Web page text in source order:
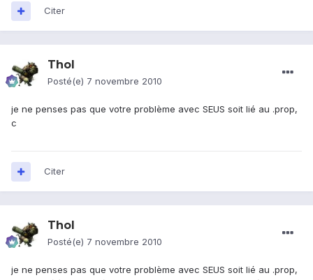
Citer
Thol
Posté(e) 7 novembre 2010
je ne penses pas que votre problème avec SEUS soit lié au .prop,
c
Citer
Thol
Posté(e) 7 novembre 2010
je ne penses pas que votre problème avec SEUS soit lié au .prop,